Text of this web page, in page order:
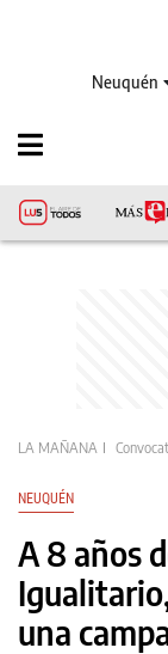
Neuquén
LA MAÑANA
NEUQUÉN
A 8 años
una